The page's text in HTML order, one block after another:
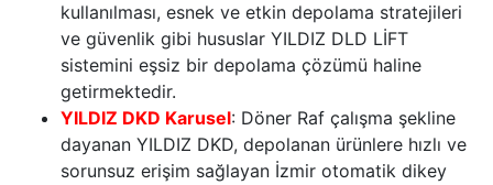
kullanılması, esnek ve etkin depolama stratejileri
ve güvenlik gibi hususlar YILDIZ DLD LİFT
sistemini eşsiz bir depolama çözümü haline
getirmektedir.
YILDIZ DKD Karusel: Döner Raf çalışma şekline
dayanan YILDIZ DKD, depolanan ürünlere hızlı ve
sorunsuz erişim sağlayan İzmir otomatik dikey